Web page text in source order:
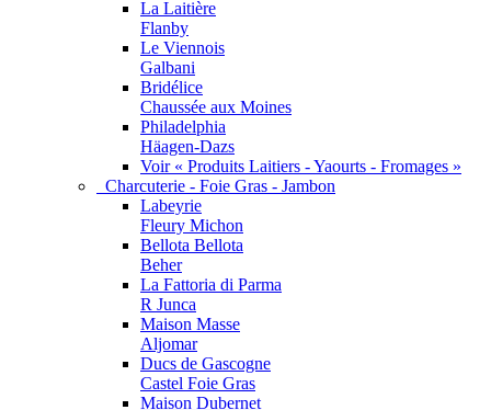
La Laitière
Flanby
Le Viennois
Galbani
Bridélice
Chaussée aux Moines
Philadelphia
Häagen-Dazs
Voir « Produits Laitiers - Yaourts - Fromages »
Charcuterie - Foie Gras - Jambon
Labeyrie
Fleury Michon
Bellota Bellota
Beher
La Fattoria di Parma
R Junca
Maison Masse
Aljomar
Ducs de Gascogne
Castel Foie Gras
Maison Dubernet